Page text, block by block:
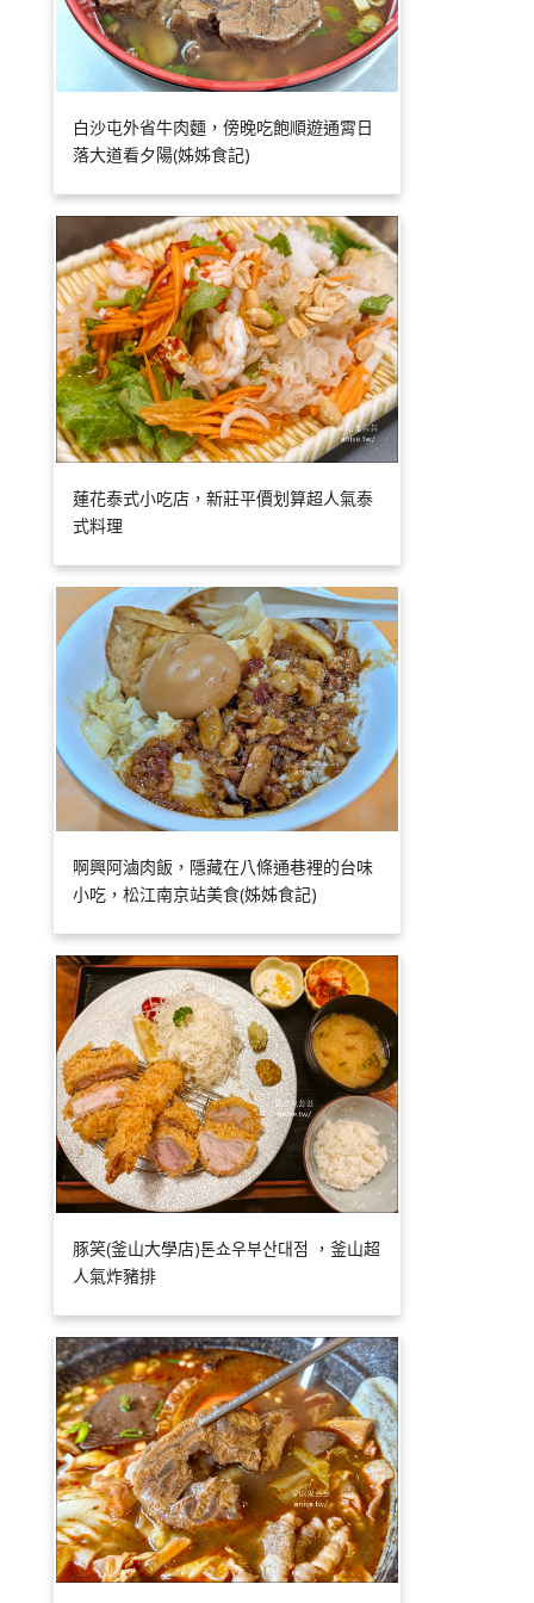
白沙屯外省牛肉麵，傍晚吃飽順遊通霄日
落大道看夕陽(姊姊食記)
蓮花泰式小吃店，新莊平價划算超人氣泰
式料理
啊興阿滷肉飯，隱藏在八條通巷裡的台味
小吃，松江南京站美食(姊姊食記)
豚笑(釜山大學店)톤쇼우부산대점 ，釜山超
人氣炸豬排